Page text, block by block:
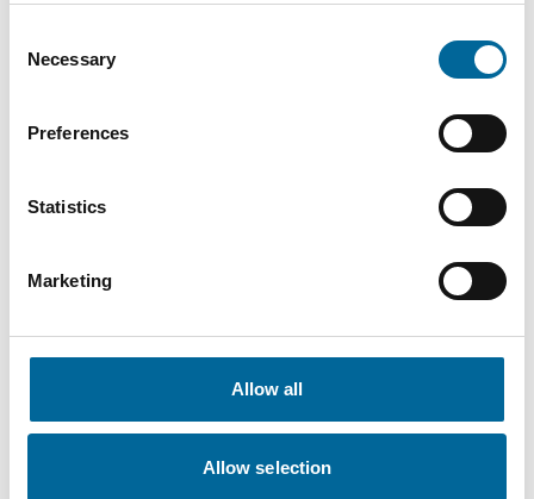
Selection
Necessary
Preferences
Statistics
Marketing
Allow all
Allow selection
Mario Schnepper
+49 151 18102588
mario.schnepper@amokabel.de